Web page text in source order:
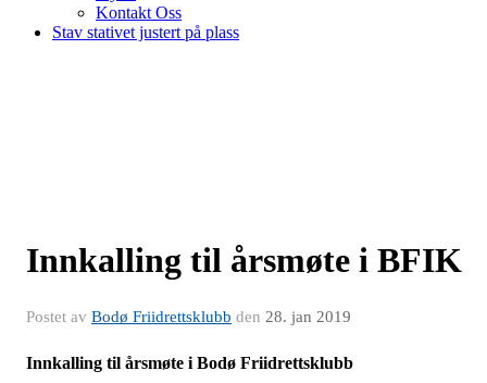
Kontakt Oss
Stav stativet justert på plass
Innkalling til årsmøte i BFIK
Postet av Bodø Friidrettsklubb den 28. jan 2019
Innkalling til årsmøte i Bodø Friidrettsklubb